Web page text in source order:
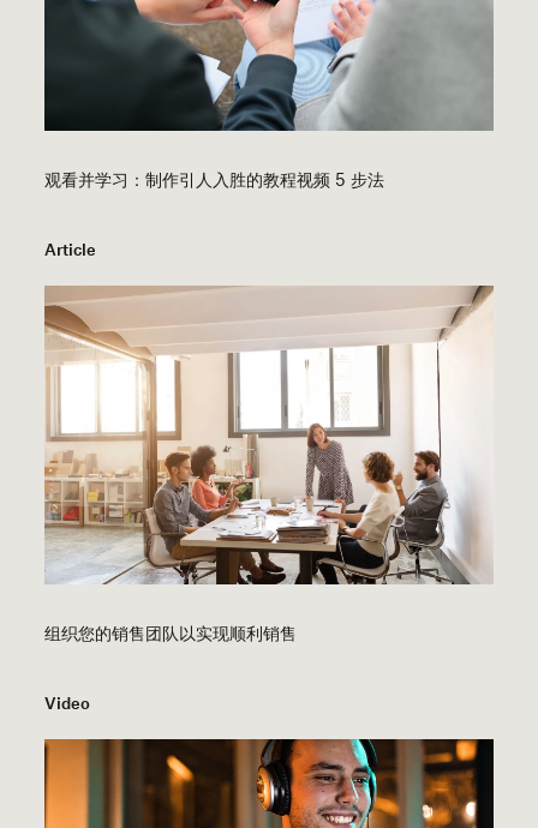
观看并学习：制作引人入胜的教程视频 5 步法
Article
组织您的销售团队以实现顺利销售
Video